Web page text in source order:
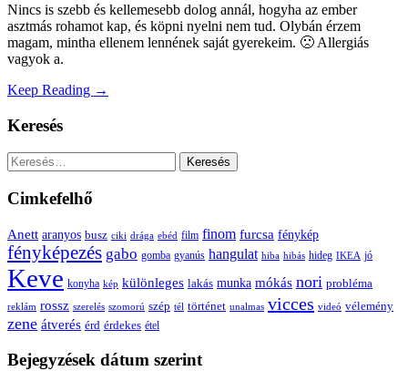
Nincs is szebb és kellemesebb dolog annál, hogyha az ember
asztmás rohamot kap, és köpni nyelni nem tud. Olybán érzem
magam, mintha ellenem lennének saját gyerekeim. 🙁 Allergiás
vagyok a.
Keep Reading →
Keresés
Keresés:
Cimkefelhő
Anett aranyos busz ciki drága ebéd film finom furcsa fénykép
fényképezés gabo gomba gyanús hangulat hiba hibás hideg IKEA jó
Keve konyha kép különleges lakás munka mókás nori probléma
reklám rossz szerelés szomorú szép tél történet unalmas vicces videó vélemény
zene átverés érd érdekes étel
Bejegyzések dátum szerint